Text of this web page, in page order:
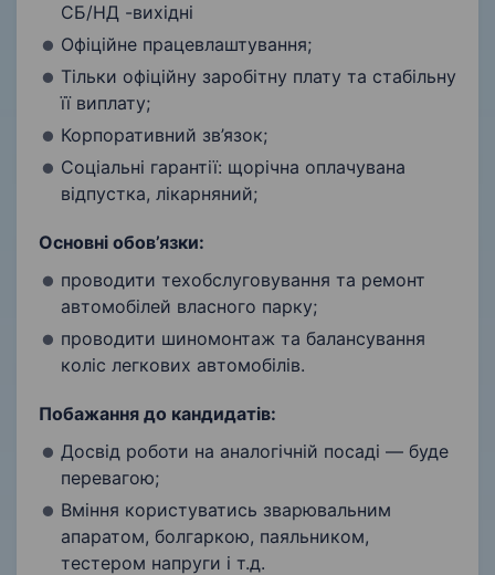
СБ/НД -вихідні
Офіційне працевлаштування;
Тільки офіційну заробітну плату та стабільну
її виплату;
Корпоративний зв’язок;
Соціальні гарантії: щорічна оплачувана
відпустка, лікарняний;
Основні обов’язки:
проводити техобслуговування та ремонт
автомобілей власного парку;
проводити шиномонтаж та балансування
коліс легкових автомобілів.
Побажання до кандидатів:
Досвід роботи на аналогічній посаді — буде
перевагою;
Вміння користуватись зварювальним
апаратом, болгаркою, паяльником,
тестером напруги і т.д.